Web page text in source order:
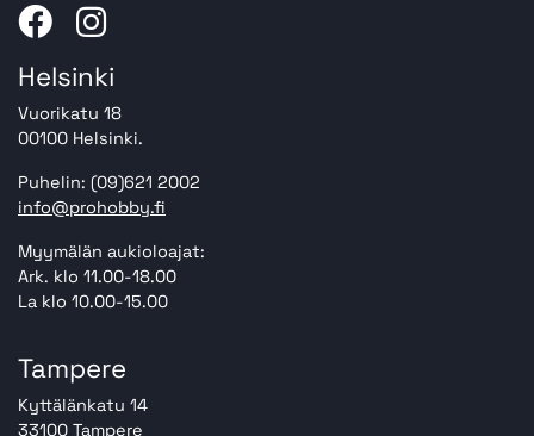
Helsinki
Vuorikatu 18
00100 Helsinki.
Puhelin: (09)621 2002
info@prohobby.fi
Myymälän aukioloajat:
Ark. klo 11.00-18.00
La klo 10.00-15.00
Tampere
Kyttälänkatu 14
33100 Tampere